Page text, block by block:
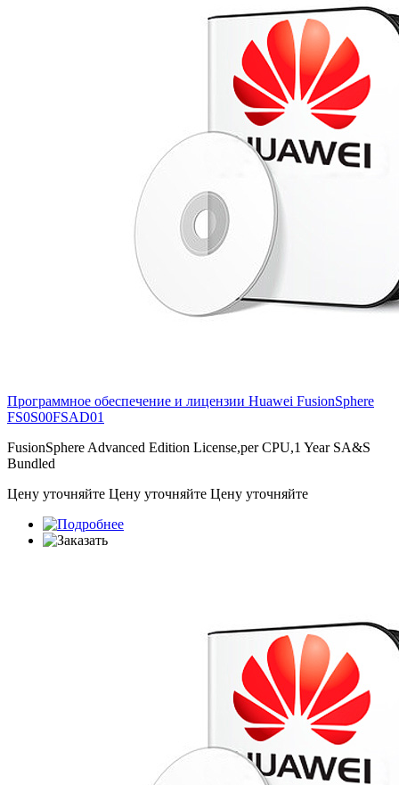
Программное обеспечение и лицензии Huawei FusionSphere
FS0S00FSAD01
FusionSphere Advanced Edition License,per CPU,1 Year SA&S
Bundled
Цену уточняйте Цену уточняйте Цену уточняйте